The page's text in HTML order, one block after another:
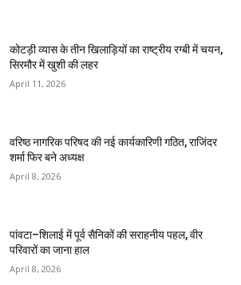
कोटड़ी व्यास के तीन खिलाड़ियों का राष्ट्रीय रग्बी में चयन,
सिरमौर में खुशी की लहर
April 11, 2026
वरिष्ठ नागरिक परिषद की नई कार्यकारिणी गठित, राजिंदर
शर्मा फिर बने अध्यक्ष
April 8, 2026
पांवटा–शिलाई में पूर्व सैनिकों की सराहनीय पहल, वीर
परिवारों का जाना हाल
April 8, 2026